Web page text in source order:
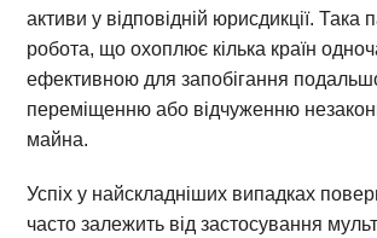
активи у відповідній юрисдикції. Така
робота, що охоплює кілька країн
ефективною для запобігання
переміщенню або відчуженню
майна.
Успіх у найскладніших випадках
часто залежить від застосування